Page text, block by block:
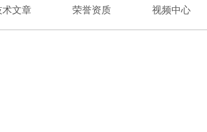
术文章 荣誉资质 视频中心